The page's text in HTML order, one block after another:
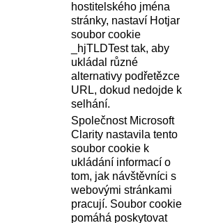
hostitelského jména
stránky, nastaví Hotjar
soubor cookie
_hjTLDTest tak, aby
ukládal různé
alternativy podřetězce
URL, dokud nedojde k
selhání.
Společnost Microsoft
Clarity nastavila tento
soubor cookie k
ukládání informací o
tom, jak návštěvníci s
webovými stránkami
pracují. Soubor cookie
pomáhá poskytovat